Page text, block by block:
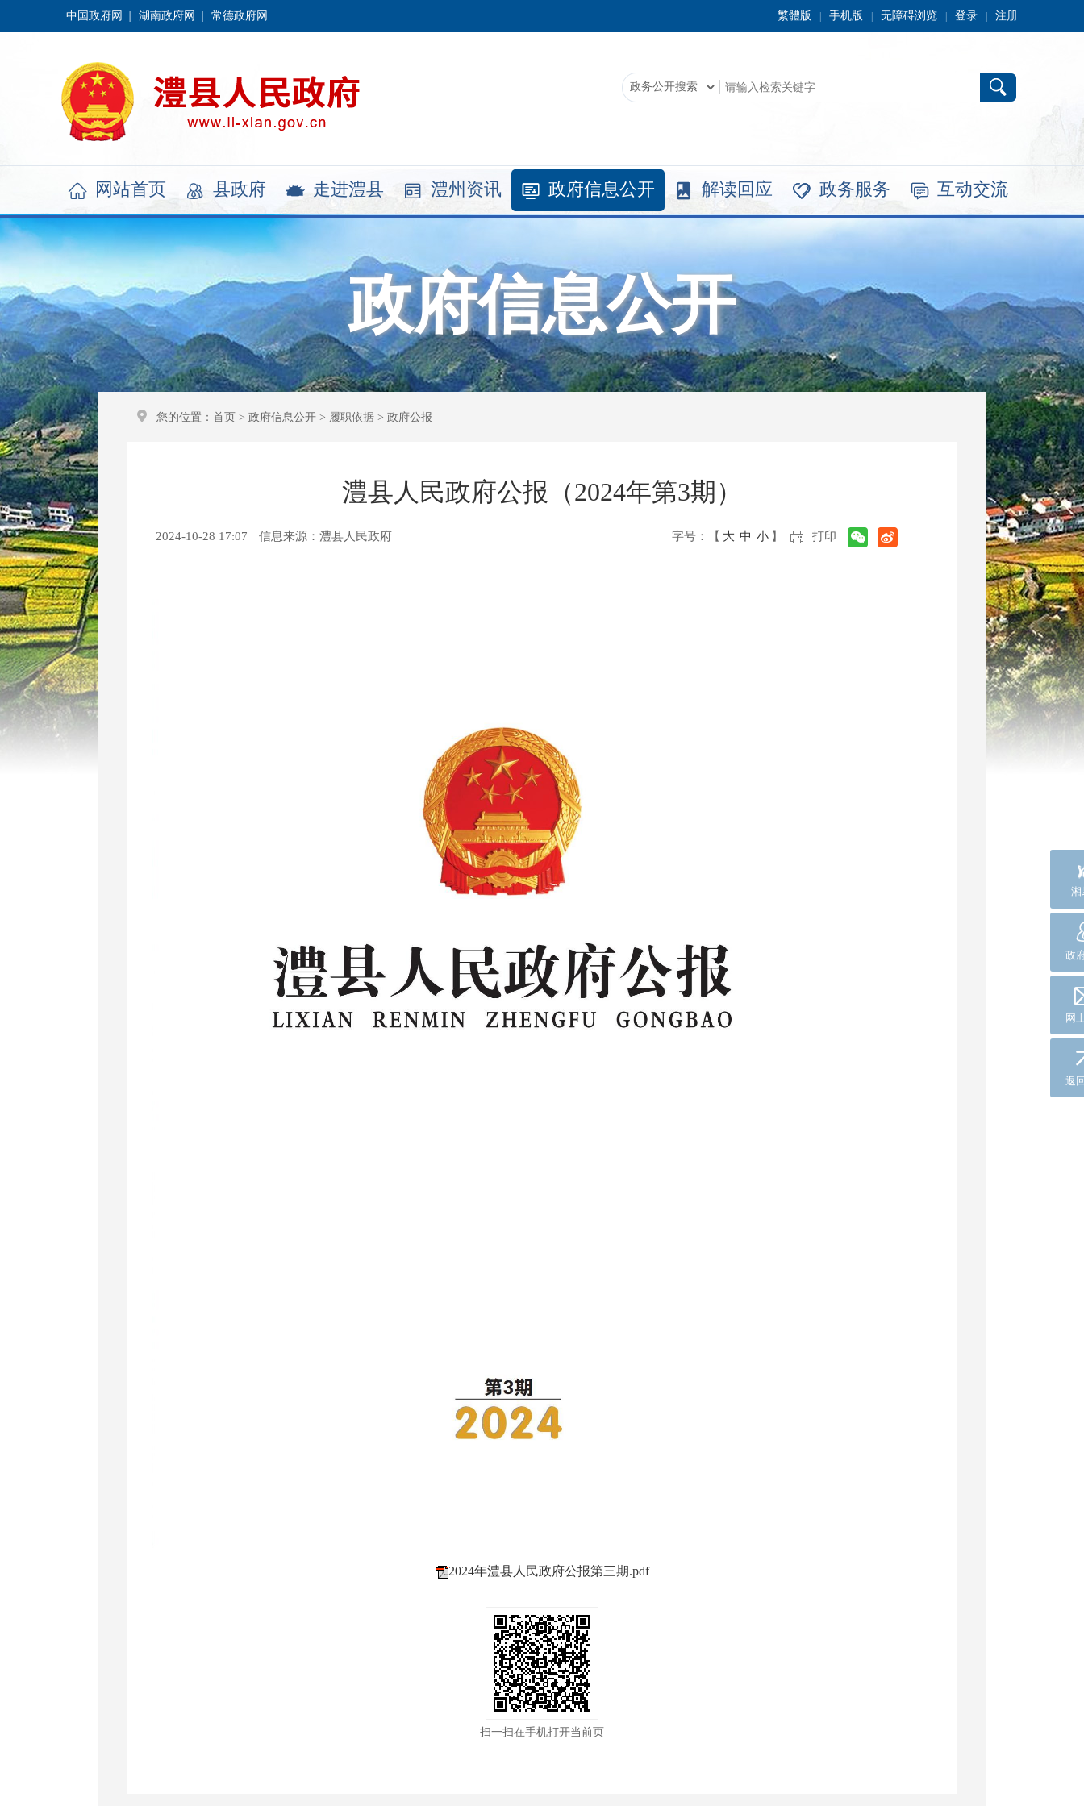
中国政府网 湖南政府网 常德政府网 繁體版 手机版 无障碍浏览 登录 注册
 网站首页  县政府  走进澧县  澧州资讯  政府信息公开  解读回应  政务服务  互动交流
政府信息公开
您的位置： 首页 > 政府信息公开 > 履职依据 > 政府公报
澧县人民政府公报（2024年第3期）
2024-10-28 17:07 信息来源：澧县人民政府 字号：【 大 中 小 】 打印
2024年澧县人民政府公报第三期.pdf
扫一扫在手机打开当前页
湘
政
网
返